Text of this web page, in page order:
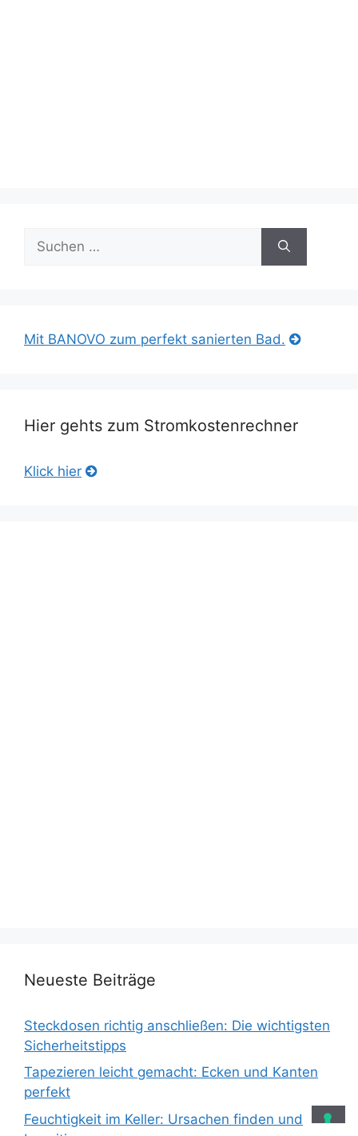
nach:
Mit BANOVO zum perfekt sanierten Bad.
Hier gehts zum Stromkostenrechner
Klick hier
Neueste Beiträge
Steckdosen richtig anschließen: Die wichtigsten
Sicherheitstipps
Tapezieren leicht gemacht: Ecken und Kanten
perfekt
Feuchtigkeit im Keller: Ursachen finden und